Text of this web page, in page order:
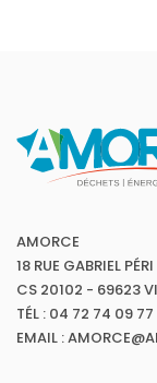
AMORCE
18 RUE GABRIEL PÉRI
CS 20102 - 69623
TÉL : 04 72 74 09 77
EMAIL :